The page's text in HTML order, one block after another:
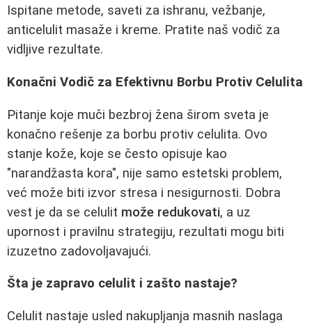
Ispitane metode, saveti za ishranu, vežbanje,
anticelulit masaže i kreme. Pratite naš vodič za
vidljive rezultate.
Konačni Vodič za Efektivnu Borbu Protiv Celulita
Pitanje koje muči bezbroj žena širom sveta je
konačno rešenje za borbu protiv celulita. Ovo
stanje kože, koje se često opisuje kao
"narandžasta kora", nije samo estetski problem,
već može biti izvor stresa i nesigurnosti. Dobra
vest je da se celulit može redukovati, a uz
upornost i pravilnu strategiju, rezultati mogu biti
izuzetno zadovoljavajući.
Šta je zapravo celulit i zašto nastaje?
Celulit nastaje usled nakupljanja masnih naslaga